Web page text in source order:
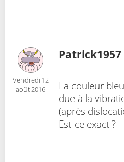
Vendredi 12
août 2016
Patrick1957
La couleur
due à la
(après
Est-ce exact ?